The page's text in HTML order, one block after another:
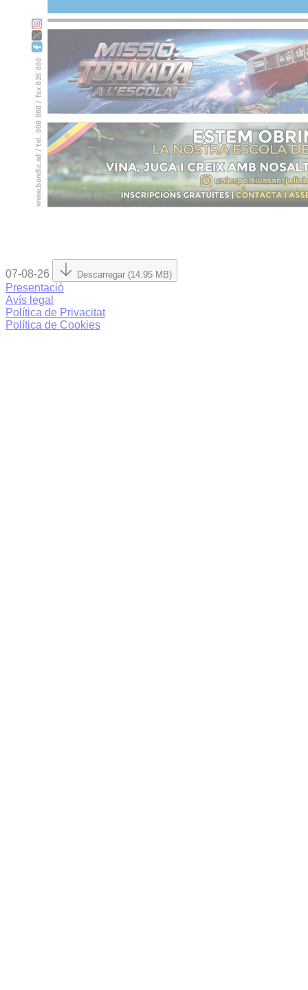
07-08-26 Descarregar (14.95 MB)
Presentació
Avís legal
Política de Privacitat
Política de Cookies